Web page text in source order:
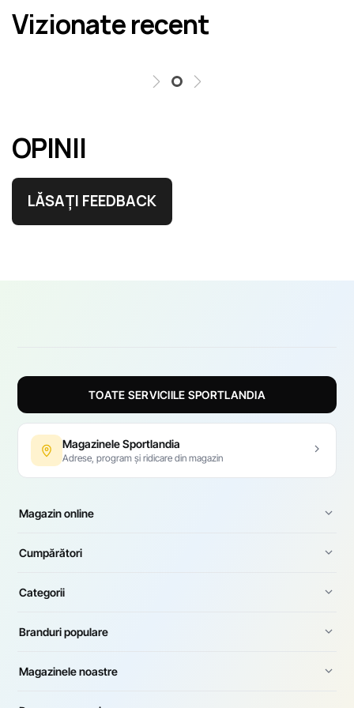
erori în cel mai scurt termen rezonabil.
Vizionate recent
OPINII
LĂSAȚI FEEDBACK
TOATE SERVICIILE SPORTLANDIA
Magazinele Sportlandia
Adrese, program și ridicare din magazin
Magazin online
Cumpărători
Categorii
Branduri populare
Magazinele noastre